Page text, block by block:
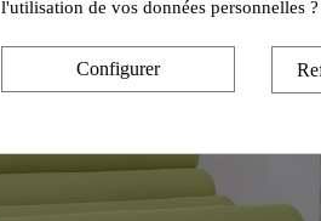
l'utilisation de vos données personnelles ?
Configurer